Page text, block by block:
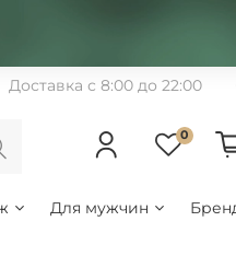
Доставка с 8:00 до 22:00
0
Для мужчин